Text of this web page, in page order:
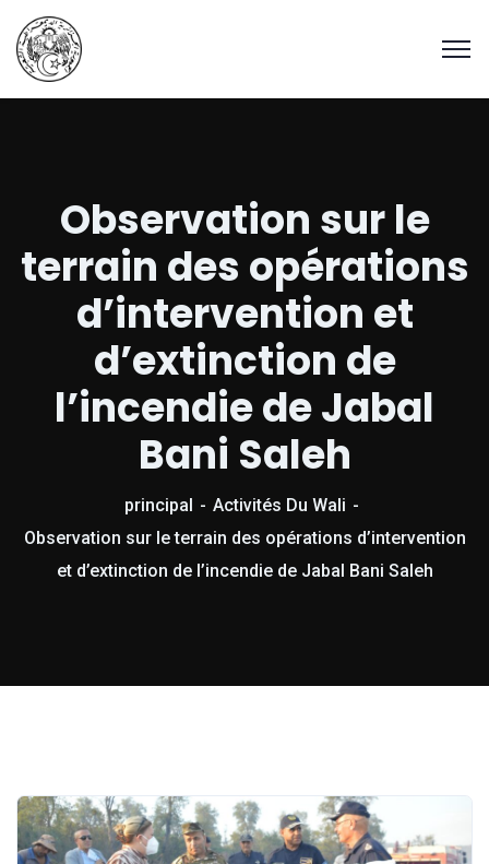
Observation sur le
terrain des opérations
d’intervention et
d’extinction de
l’incendie de Jabal
Bani Saleh
principal
Activités Du Wali
Observation sur le terrain des opérations d’intervention
et d’extinction de l’incendie de Jabal Bani Saleh